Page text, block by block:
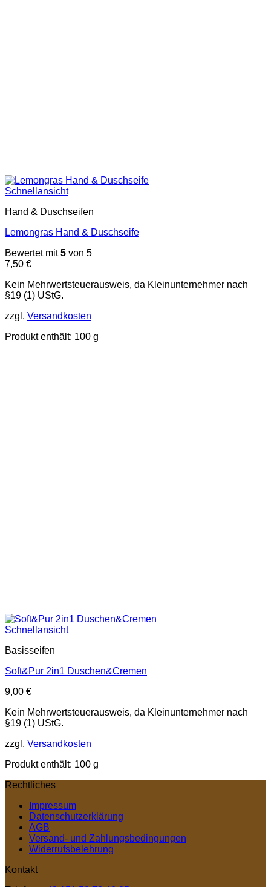
Schnellansicht
Hand & Duschseifen
Lemongras Hand & Duschseife
Bewertet mit5 von 5
7,50 €
Kein Mehrwertsteuerausweis, da Kleinunternehmer nach
§19 (1) UStG.
zzgl. Versandkosten
Produkt enthält: 100 g
Schnellansicht
Basisseifen
Soft&Pur 2in1 Duschen&Cremen
9,00 €
Kein Mehrwertsteuerausweis, da Kleinunternehmer nach
§19 (1) UStG.
zzgl. Versandkosten
Produkt enthält: 100 g
Rechtliches
Impressum
Datenschutzerklärung
AGB
Versand- und Zahlungsbedingungen
Widerrufsbelehrung
Kontakt